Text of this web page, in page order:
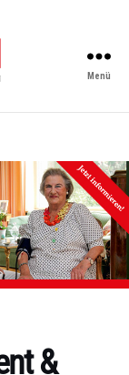
Menü
&